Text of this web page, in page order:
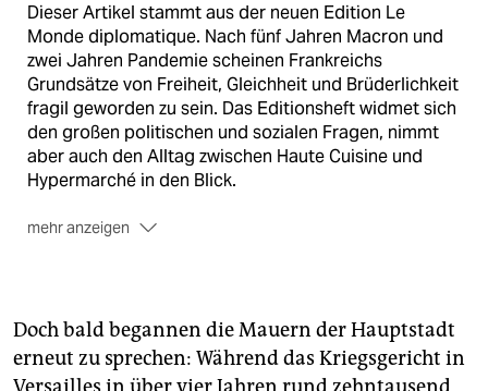
Dieser Artikel stammt aus der neuen Edition Le
Monde diplomatique. Nach fünf Jahren Macron und
zwei Jahren Pandemie scheinen Frankreichs
Grundsätze von Freiheit, Gleichheit und Brüderlichkeit
fragil geworden zu sein. Das Editionsheft widmet sich
den großen politischen und sozialen Fragen, nimmt
aber auch den Alltag zwischen Haute Cuisine und
Hypermarché in den Blick.
mehr anzeigen
Doch bald begannen die Mauern der Hauptstadt
erneut zu sprechen: Während das Kriegsgericht in